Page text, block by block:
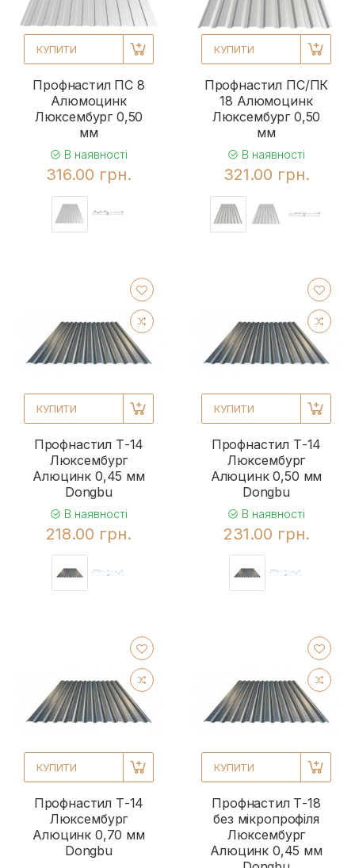
КУПИТИ
Профнастил ПС 8
Алюмоцинк
Люксембург 0,50
мм
В наявності
316.00 грн.
КУПИТИ
Профнастил ПС/ПК
18 Алюмоцинк
Люксембург 0,50
мм
В наявності
321.00 грн.
КУПИТИ
Профнастил Т-14
Люксембург
Алюцинк 0,45 мм
Dongbu
В наявності
218.00 грн.
КУПИТИ
Профнастил Т-14
Люксембург
Алюцинк 0,50 мм
Dongbu
В наявності
231.00 грн.
КУПИТИ
Профнастил Т-14
Люксембург
Алюцинк 0,70 мм
Dongbu
КУПИТИ
Профнастил Т-18
без мікропрофіля
Люксембург
Алюцинк 0,45 мм